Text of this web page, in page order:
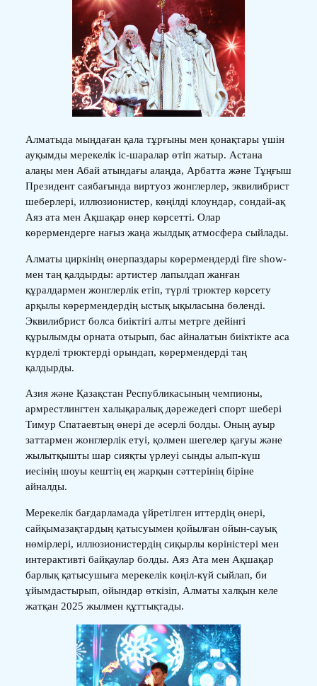
Алматыда мыңдаған қала тұрғыны мен қонақтары үшін
ауқымды мерекелік іс-шаралар өтіп жатыр. Астана
алаңы мен Абай атындағы алаңда, Арбатта және Тұңғыш
Президент саябағында виртуоз жонглерлер, эквилибрист
шеберлері, иллюзионистер, көңілді клоундар, сондай-ақ
Аяз ата мен Ақшақар өнер көрсетті. Олар
көрермендерге нағыз жаңа жылдық атмосфера сыйлады.
Алматы циркінің өнерпаздары көрермендерді fire show-
мен таң қалдырды: артистер лапылдап жанған
құралдармен жонглерлік етіп, түрлі трюктер көрсету
арқылы көрермендердің ыстық ықыласына бөленді.
Эквилибрист болса биіктігі алты метрге дейінгі
құрылымды орната отырып, бас айналатын биіктікте аса
күрделі трюктерді орындап, көрермендерді таң
қалдырды.
Азия және Қазақстан Республикасының чемпионы,
армрестлингтен халықаралық дәрежедегі спорт шебері
Тимур Спатаевтың өнері де әсерлі болды. Оның ауыр
заттармен жонглерлік етуі, қолмен шегелер қағуы және
жылытқышты шар сияқты үрлеуі сынды алып-күш
иесінің шоуы кештің ең жарқын сәттерінің біріне
айналды.
Мерекелік бағдарламада үйретілген иттердің өнері,
сайқымазақтардың қатысуымен қойылған ойын-сауық
нөмірлері, иллюзионистердің сиқырлы көріністері мен
интерактивті байқаулар болды. Аяз Ата мен Ақшақар
барлық қатысушыға мерекелік көңіл-күй сыйлап, би
ұйымдастырып, ойындар өткізіп, Алматы халқын келе
жатқан 2025 жылмен құттықтады.